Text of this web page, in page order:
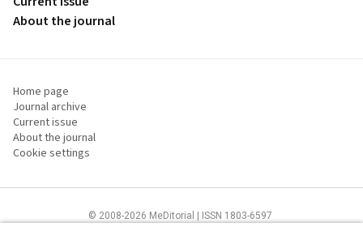
About the journal
Home page
Journal archive
Current issue
About the journal
Cookie settings
© 2008-2026 MeDitorial | ISSN 1803-6597